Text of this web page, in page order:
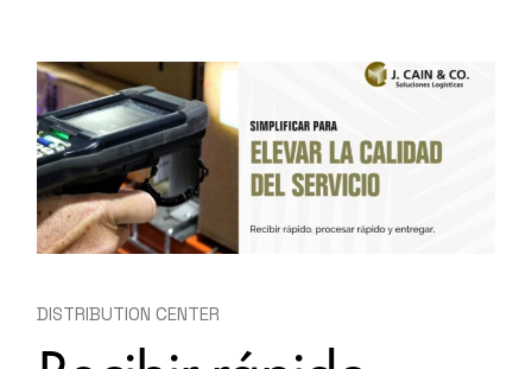
DISTRIBUTION CENTER